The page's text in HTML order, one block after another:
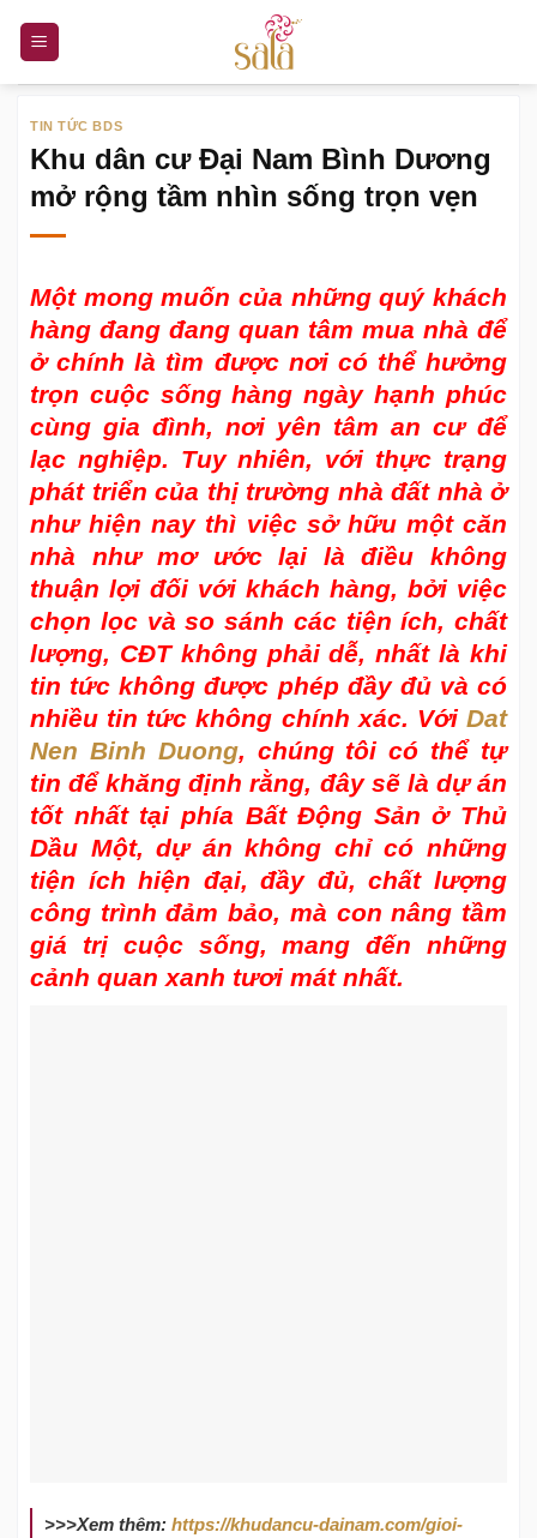
nội
TIN TỨC BDS
Khu dân cư Đại Nam Bình Dương
mở rộng tầm nhìn sống trọn vẹn
Một mong muốn của những quý khách
hàng đang đang quan tâm mua nhà để
ở chính là tìm được nơi có thể hưởng
trọn cuộc sống hàng ngày hạnh phúc
cùng gia đình, nơi yên tâm an cư để
lạc nghiệp. Tuy nhiên, với thực trạng
phát triển của thị trường nhà đất nhà ở
như hiện nay thì việc sở hữu một căn
nhà như mơ ước lại là điều không
thuận lợi đối với khách hàng, bởi việc
chọn lọc và so sánh các tiện ích, chất
lượng, CĐT không phải dễ, nhất là khi
tin tức không được phép đầy đủ và có
nhiều tin tức không chính xác. Với Dat
Nen Binh Duong, chúng tôi có thể tự
tin để khăng định rằng, đây sẽ là dự án
tốt nhất tại phía Bất Động Sản ở Thủ
Dầu Một, dự án không chỉ có những
tiện ích hiện đại, đầy đủ, chất lượng
công trình đảm bảo, mà con nâng tầm
giá trị cuộc sống, mang đến những
cảnh quan xanh tươi mát nhất.
>>>Xem thêm: https://khudancu-dainam.com/gioi-